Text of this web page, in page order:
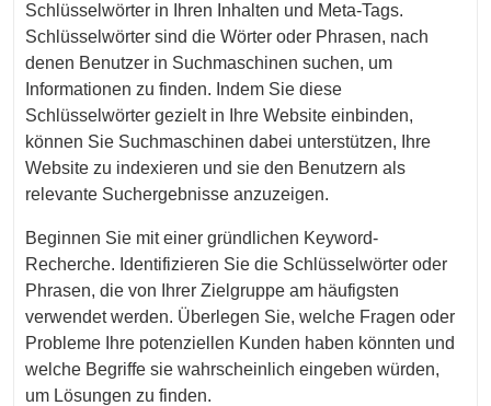
Schlüsselwörter in Ihren Inhalten und Meta-Tags.
Schlüsselwörter sind die Wörter oder Phrasen, nach
denen Benutzer in Suchmaschinen suchen, um
Informationen zu finden. Indem Sie diese
Schlüsselwörter gezielt in Ihre Website einbinden,
können Sie Suchmaschinen dabei unterstützen, Ihre
Website zu indexieren und sie den Benutzern als
relevante Suchergebnisse anzuzeigen.
Beginnen Sie mit einer gründlichen Keyword-
Recherche. Identifizieren Sie die Schlüsselwörter oder
Phrasen, die von Ihrer Zielgruppe am häufigsten
verwendet werden. Überlegen Sie, welche Fragen oder
Probleme Ihre potenziellen Kunden haben könnten und
welche Begriffe sie wahrscheinlich eingeben würden,
um Lösungen zu finden.